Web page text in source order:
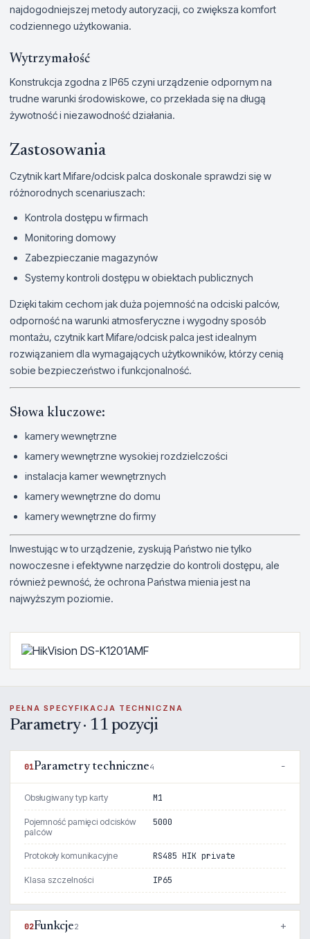
najdogodniejszej metody autoryzacji, co zwiększa komfort
codziennego użytkowania.
Wytrzymałość
Konstrukcja zgodna z IP65 czyni urządzenie odpornym na
trudne warunki środowiskowe, co przekłada się na długą
żywotność i niezawodność działania.
Zastosowania
Czytnik kart Mifare/odcisk palca doskonale sprawdzi się w
różnorodnych scenariuszach:
Kontrola dostępu w firmach
Monitoring domowy
Zabezpieczanie magazynów
Systemy kontroli dostępu w obiektach publicznych
Dzięki takim cechom jak duża pojemność na odciski palców,
odporność na warunki atmosferyczne i wygodny sposób
montażu, czytnik kart Mifare/odcisk palca jest idealnym
rozwiązaniem dla wymagających użytkowników, którzy cenią
sobie bezpieczeństwo i funkcjonalność.
Słowa kluczowe:
kamery wewnętrzne
kamery wewnętrzne wysokiej rozdzielczości
instalacja kamer wewnętrznych
kamery wewnętrzne do domu
kamery wewnętrzne do firmy
Inwestując w to urządzenie, zyskują Państwo nie tylko
nowoczesne i efektywne narzędzie do kontroli dostępu, ale
również pewność, że ochrona Państwa mienia jest na
najwyższym poziomie.
PEŁNA SPECYFIKACJA TECHNICZNA
Parametry · 11 pozycji
01Parametry techniczne4
Obsługiwany typ karty M1
Pojemność pamięci odcisków
palców
5000
Protokoły komunikacyjne RS485 HIK private
Klasa szczelności IP65
02Funkcje2